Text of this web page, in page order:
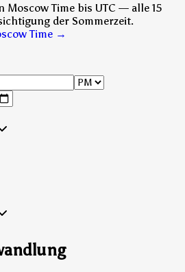
Moscow Time bis UTC — alle 15
der Sommerzeit.
Time →